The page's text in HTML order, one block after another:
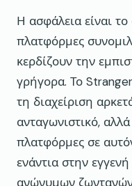
Η ασφάλεια είναι
πλατφόρμες
κερδίζουν την
γρήγορα. Το
τη διαχείριση
ανταγωνιστικό,
πλατφόρμες σε
ενάντια στην
ανώνυμων